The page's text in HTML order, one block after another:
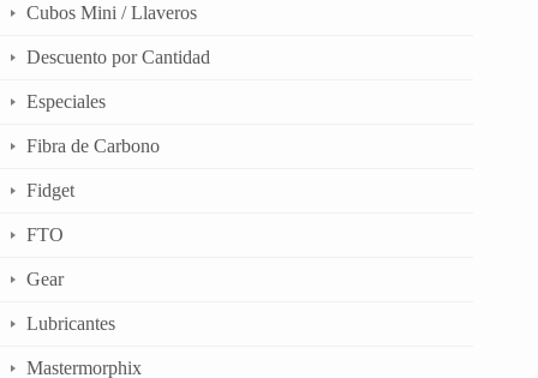
Cubos Mini / Llaveros
Descuento por Cantidad
Especiales
Fibra de Carbono
Fidget
FTO
Gear
Lubricantes
Mastermorphix